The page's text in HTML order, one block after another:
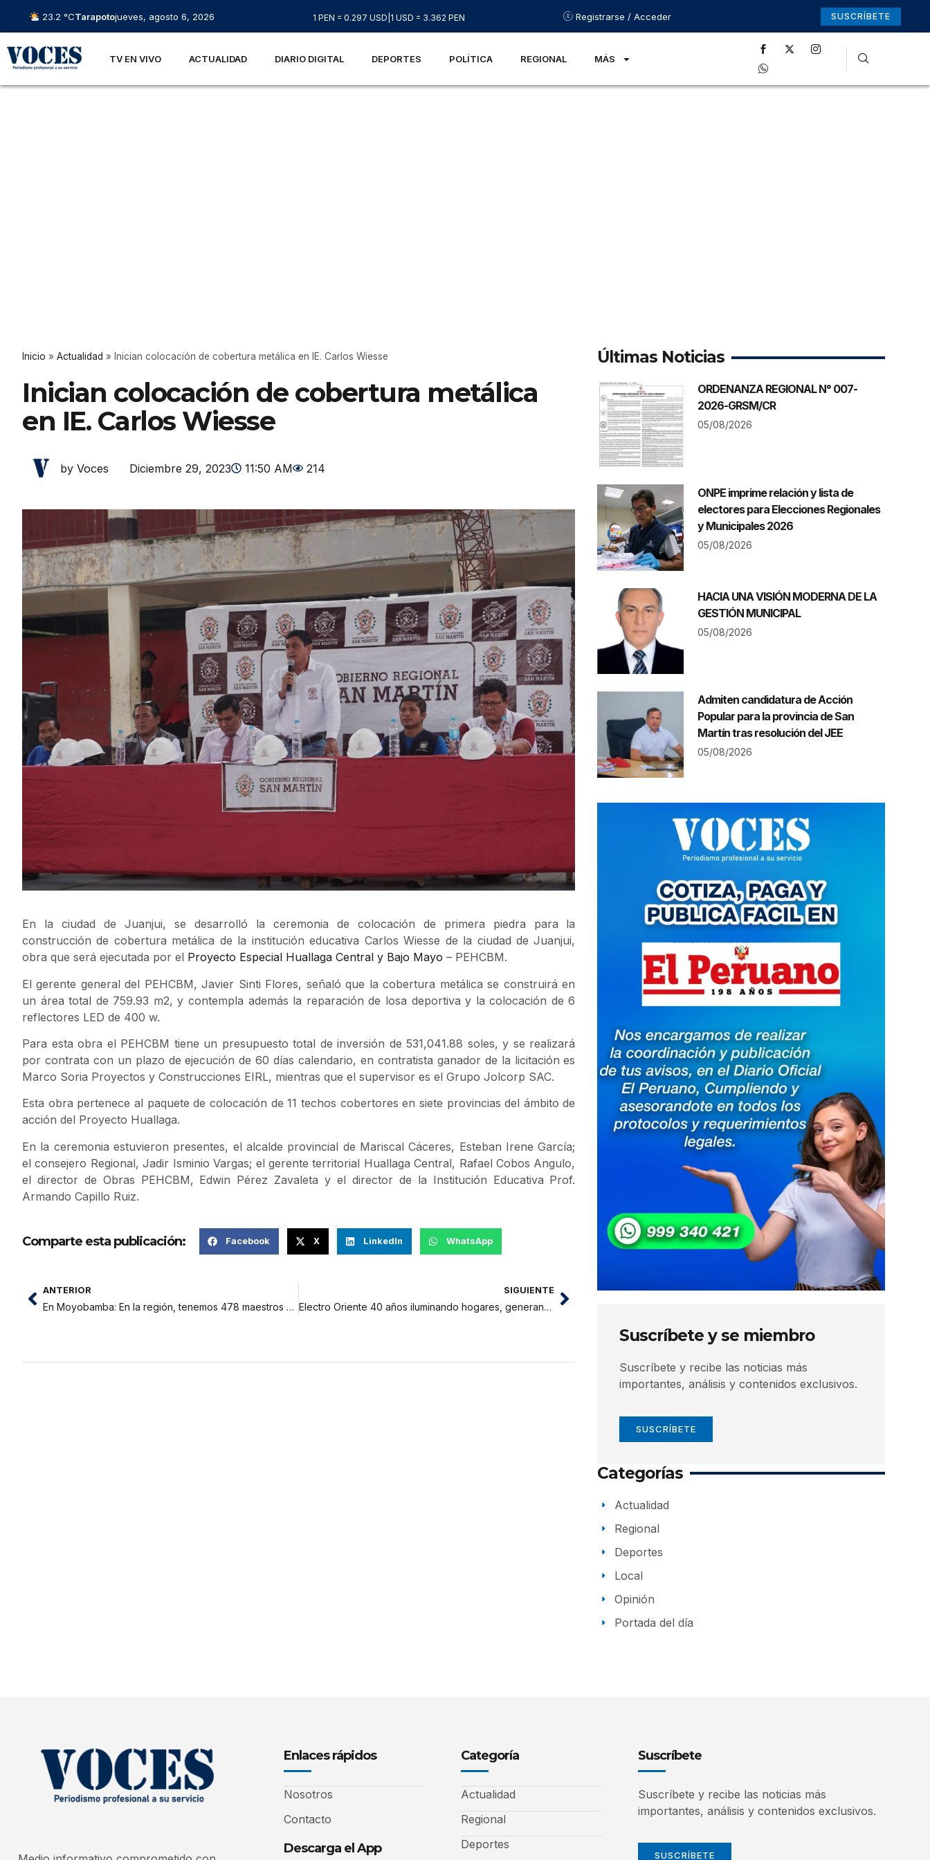
23.2 °CTarapotojueves, agosto 6, 2026 1 PEN = 0.297 USD 1 USD = 3.362 PEN Registrarse / Acceder SUSCRÍBETE
TV EN VIVO ACTUALIDAD DIARIO DIGITAL DEPORTES POLÍTICA REGIONAL MÁS
Inicio » Actualidad » Inician colocación de cobertura metálica en IE. Carlos Wiesse
Inician colocación de cobertura metálica
en IE. Carlos Wiesse
by Voces Diciembre 29, 2023 11:50 AM 214
En la ciudad de Juanjui, se desarrolló la ceremonia de colocación de primera piedra para la
construcción de cobertura metálica de la institución educativa Carlos Wiesse de la ciudad de Juanjui,
obra que será ejecutada por el Proyecto Especial Huallaga Central y Bajo Mayo – PEHCBM.
El gerente general del PEHCBM, Javier Sinti Flores, señaló que la cobertura metálica se construirá en
un área total de 759.93 m2, y contempla además la reparación de losa deportiva y la colocación de 6
reflectores LED de 400 w.
Para esta obra el PEHCBM tiene un presupuesto total de inversión de 531,041.88 soles, y se realizará
por contrata con un plazo de ejecución de 60 días calendario, en contratista ganador de la licitación es
Marco Soria Proyectos y Construcciones EIRL, mientras que el supervisor es el Grupo Jolcorp SAC.
Esta obra pertenece al paquete de colocación de 11 techos cobertores en siete provincias del ámbito de
acción del Proyecto Huallaga.
En la ceremonia estuvieron presentes, el alcalde provincial de Mariscal Cáceres, Esteban Irene García;
el consejero Regional, Jadir Isminio Vargas; el gerente territorial Huallaga Central, Rafael Cobos Angulo,
el director de Obras PEHCBM, Edwin Pérez Zavaleta y el director de la Institución Educativa Prof.
Armando Capillo Ruiz.
Comparte esta publicación: Facebook X LinkedIn WhatsApp
ANTERIOR
En Moyobamba: En la región, tenemos 478 maestros nombrados
SIGUIENTE
Electro Oriente 40 años iluminando hogares, generando desarrollo económico y bienestar en la región Nor- Oriental
Últimas Noticias
ORDENANZA REGIONAL N° 007-
2026-GRSM/CR
05/08/2026
ONPE imprime relación y lista de
electores para Elecciones Regionales
y Municipales 2026
05/08/2026
HACIA UNA VISIÓN MODERNA DE LA
GESTIÓN MUNICIPAL
05/08/2026
Admiten candidatura de Acción
Popular para la provincia de San
Martín tras resolución del JEE
05/08/2026
Suscríbete y se miembro
Suscríbete y recibe las noticias más
importantes, análisis y contenidos exclusivos.
SUSCRÍBETE
Categorías
Actualidad
Regional
Deportes
Local
Opinión
Portada del día
Enlaces rápidos
Nosotros
Contacto
Descarga el App
Categoría
Actualidad
Regional
Deportes
Suscríbete
Suscríbete y recibe las noticias más
importantes, análisis y contenidos exclusivos.
SUSCRÍBETE